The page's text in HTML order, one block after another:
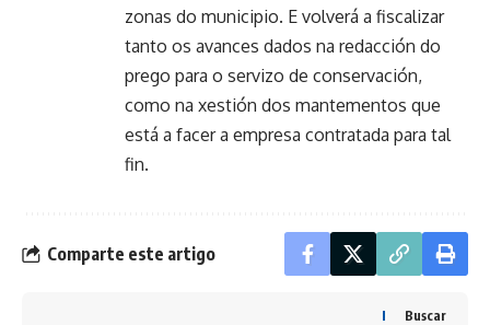
zonas do municipio. E volverá a fiscalizar
tanto os avances dados na redacción do
prego para o servizo de conservación,
como na xestión dos mantementos que
está a facer a empresa contratada para tal
fin.
Comparte este artigo
Buscar